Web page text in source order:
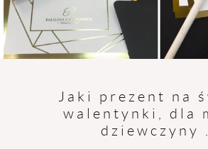
Jaki prezent na
walentynki, dla
dziewczyny